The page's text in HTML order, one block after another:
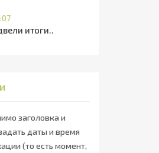
итоги..
заголовка и
даты и время
(то есть момент,